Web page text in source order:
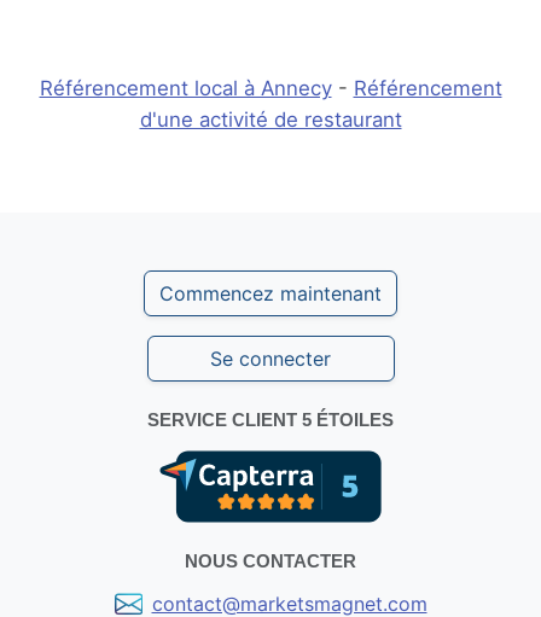
Référencement local à Annecy- Référencement
d'une activité de restaurant
Commencez maintenant
Se connecter
SERVICE CLIENT 5 ÉTOILES
NOUS CONTACTER
contact@marketsmagnet.com